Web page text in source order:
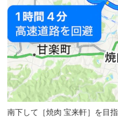
南下して［焼肉 宝来軒］を目